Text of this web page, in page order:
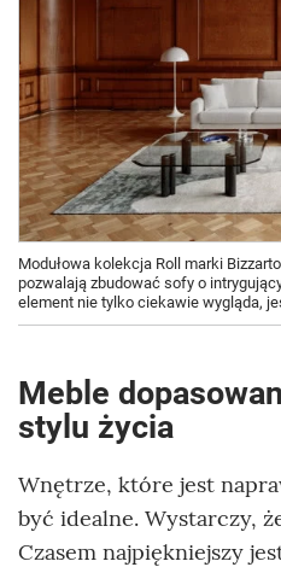
Modułowa kolekcja Roll marki
pozwalają zbudować sofy o
element nie tylko ciekawie wygląda,
Meble
stylu życia
Wnętrze, które jest
być idealne. Wystarczy,
Czasem najpiękniejszy